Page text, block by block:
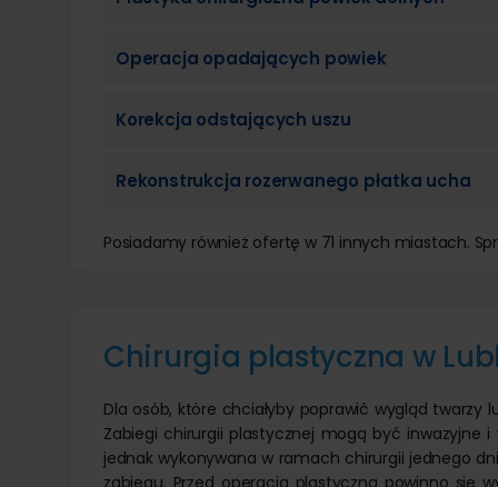
Operacja opadających powiek
Korekcja odstających uszu
Rekonstrukcja rozerwanego płatka ucha
Posiadamy również ofertę w 71 innych miastach.
Chirurgia plastyczna w
Dla osób, które chciałyby poprawić wygląd
Zabiegi chirurgii plastycznej mogą być inwazyjne
jednak wykonywana w ramach chirurgii jednego
zabiegu. Przed operacją plastyczną powinno się